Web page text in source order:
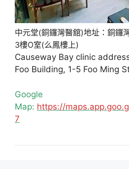
中元堂(銅鑼灣醫舘)地址：銅鑼
3樓O室(么鳳樓上)
Causeway Bay clinic
Foo Building, 1-5 Foo Ming
Google
Map: https://
7